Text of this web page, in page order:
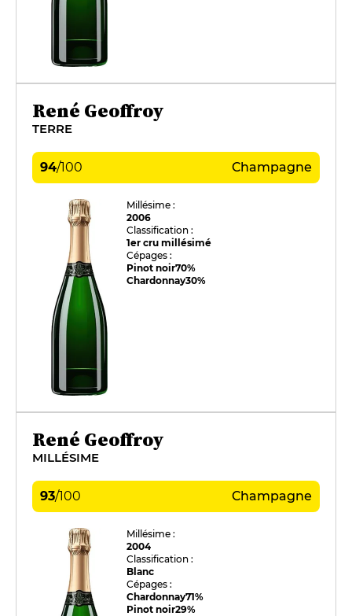
René Geoffroy
TERRE
94/100 Champagne
Millésime :
2006
Classification :
1er cru millésimé
Cépages :
Pinot noir70%
Chardonnay30%
René Geoffroy
MILLÉSIME
93/100 Champagne
Millésime :
2004
Classification :
Blanc
Cépages :
Chardonnay71%
Pinot noir29%